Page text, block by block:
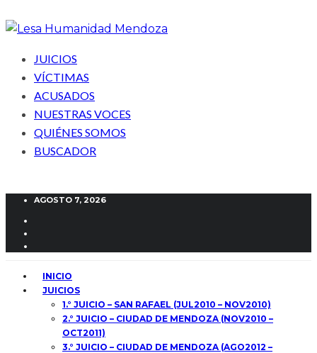
JUICIOS
VÍCTIMAS
ACUSADOS
NUESTRAS VOCES
QUIÉNES SOMOS
BUSCADOR
AGOSTO 7, 2026
INICIO
JUICIOS
1.° JUICIO – SAN RAFAEL (JUL2010 – NOV2010)
2.° JUICIO – CIUDAD DE MENDOZA (NOV2010 –
OCT2011)
3.° JUICIO – CIUDAD DE MENDOZA (AGO2012 –